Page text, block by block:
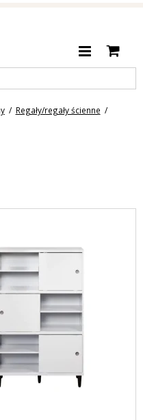
/ Regały/regały ścienne /